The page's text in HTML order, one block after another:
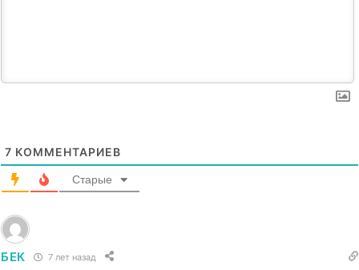
7 КОММЕНТАРИЕВ
Старые
БЕК 7 лет назад